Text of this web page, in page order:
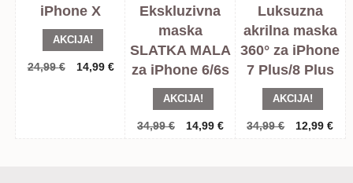
iPhone X
AKCIJA!
24,99€
Izvorna
14,99 €Trenutna
Ekskluzivna
maska
SLATKA MALA
za iPhone 6/6s
AKCIJA!
34,99€
Izvorna
14,99 €Trenutna
Luksuzna
akrilna maska
360° za iPhone
7 Plus/8 Plus
AKCIJA!
34,99€
Izvorna
12,99€